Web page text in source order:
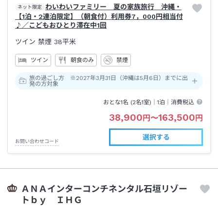
ネット限定
わいわいファミリー 夏の家族旅行 沖縄・
【1泊・2連泊限定】（朝食付）利用券7，000円相当付
♪／こどもおひとり滞在中1回
ツイン 禁煙 38平米
ツイン 朝食のみ 禁煙
旅の過ごし方 ※2027年3月31日（沖縄は5月6日）までに出
発の方対象
おとな1名 (2名1室)｜1泊 ｜消費税込
38,900円〜163,500円
お問い合わせコード
選択する
ＡＮＡインターコンチネンタル石垣リゾー
トｂｙ ＩＨＧ